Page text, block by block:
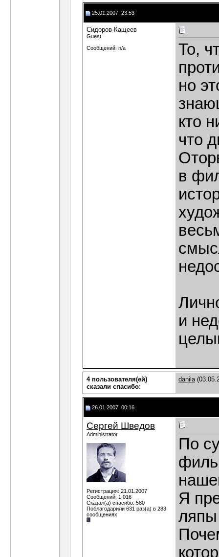
25.01.2007, 23:53
Сидоров-Кащеев
Guest
Сообщений: n/a
То,
но
кто
что
в
и
4 пользователя(ей)
сказали cпасибо:
danila
26.01.2007, 00:16
Сергей Шведов
Administrator
Регистрация: 21.01.2007
Сообщений: 1,016
Сказал(а) спасибо: 580
Поблагодарили 631 раз(а) в 283
сообщениях
По
Я